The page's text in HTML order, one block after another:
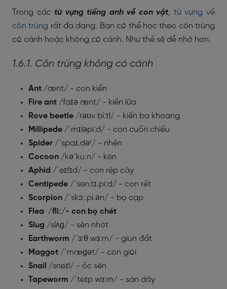
Trong cáctừ vựng tiếng anh về con vật, từ vựng về
côn trùng rất đa dạng. Bạn có thể học theo côn trùng
có cánh hoặc không có cánh. Như thế sẽ dễ nhớ hơn.
1.6.1. Côn trùng không có cánh
Ant /ænt/ - con kiến
Fire ant /faɪə ænt/ - kiến lửa
Rove beetle /rəʊv biːtl/ - kiến ba khoang
Millipede /ˈmɪləpiːd/ - con cuốn chiếu
Spider /ˈspaɪ.dəʳ/ - nhện
Cocoon /kəˈkuːn/ - kén
Aphid /ˈeɪfɪd/ - con rệp cây
Centipede /ˈsen.tɪ.piːd/ - con rết
Scorpion /ˈskɔː.pi.ən/ - bọ cạp
Flea /fliː/- con bọ chét
Slug /slʌɡ/ - sên nhớt
Earthworm /ˈɜːθ wɜːm/ - giun đất
Maggot /ˈmæɡət/ - con giòi
Snail /sneɪl/ - ốc sên
Tapeworm /ˈteɪp wɜːm/ - sán dây